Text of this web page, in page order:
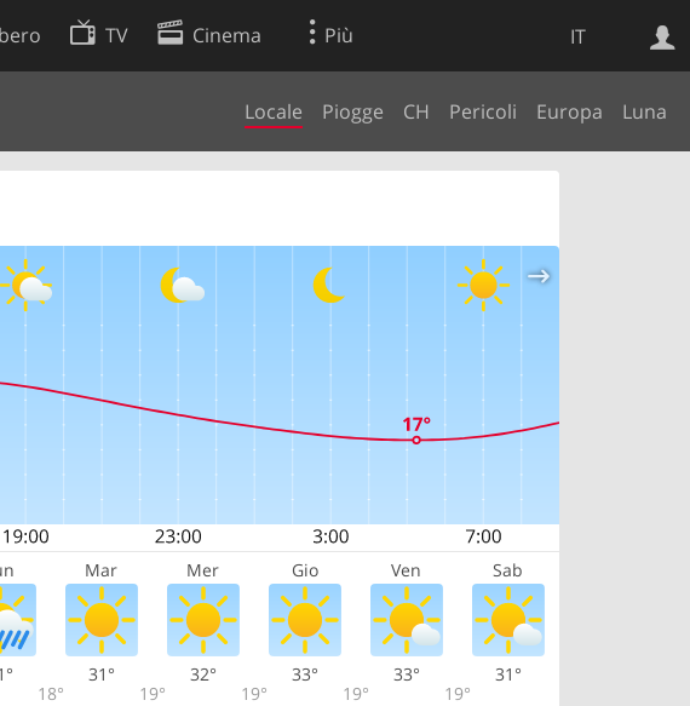
IT
TV Cinema Più
Locale Piogge CH Pericoli Europa Luna
Mar Mer Gio Ven Sab
18°
31°
19°
32°
19°
33°
19°
33°
19°
31°
Ricerca Web